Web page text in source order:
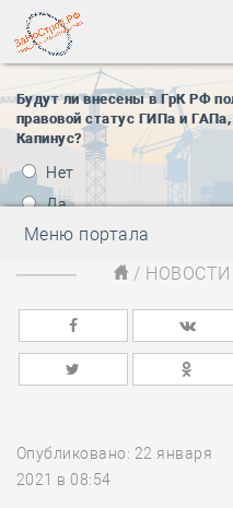
Будут ли внесены в ГрК РФ
правовой статус ГИПа и ГАПа,
Капинус?
Нет
Да
Меню портала
/ НОВОСТИ
Опубликовано: 22 января
2021 в 08:54